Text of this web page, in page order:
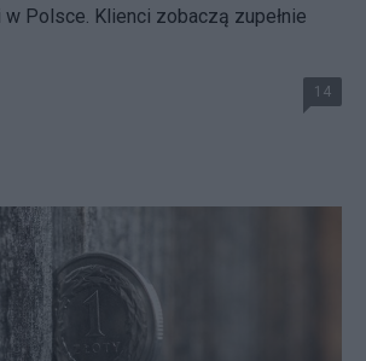
Polsce. Klienci zobaczą zupełnie
14